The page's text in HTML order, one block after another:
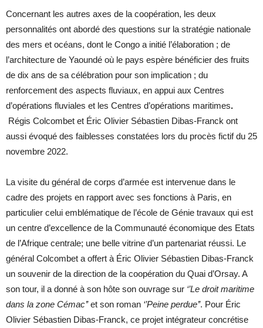
Concernant les autres axes de la coopération, les deux
personnalités ont abordé des questions sur la stratégie nationale
des mers et océans, dont le Congo a initié l’élaboration ; de
l’architecture de Yaoundé où le pays espère bénéficier des fruits
de dix ans de sa célébration pour son implication ; du
renforcement des aspects fluviaux, en appui aux Centres
d’opérations fluviales et les Centres d’opérations maritimes.
Régis Colcombet et Éric Olivier Sébastien Dibas-Franck ont
aussi évoqué des faiblesses constatées lors du procès fictif du 25
novembre 2022.
La visite du général de corps d’armée est intervenue dans le
cadre des projets en rapport avec ses fonctions à Paris, en
particulier celui emblématique de l’école de Génie travaux qui est
un centre d’excellence de la Communauté économique des Etats
de l’Afrique centrale; une belle vitrine d’un partenariat réussi. Le
général Colcombet a offert à Éric Olivier Sébastien Dibas-Franck
un souvenir de la direction de la coopération du Quai d’Orsay. A
son tour, il a donné à son hôte son ouvrage sur ‘’Le droit maritime
dans la zone Cémac’’et son roman ‘’Peine perdue’’. Pour Éric
Olivier Sébastien Dibas-Franck, ce projet intégrateur concrétise